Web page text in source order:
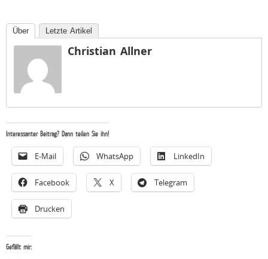
Über Letzte Artikel
Christian Allner
Interessanter Beitrag? Dann teilen Sie ihn!
E-Mail WhatsApp LinkedIn
Facebook X Telegram
Drucken
Gefällt mir: